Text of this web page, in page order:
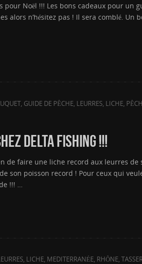
pour Noël !!! Les bons cadeaux pour un
alors n’hésitez pas ! Il sera comblé. Un
, GUIDE DE PÊCHE, LEURRES, LICHE,
DELTA FISHING !!!
de faire une liche record aux leurres
son poisson record ! Pour ceux qui
!!! …
, LICHE, MEDITERRANÉE, RHÔNE,